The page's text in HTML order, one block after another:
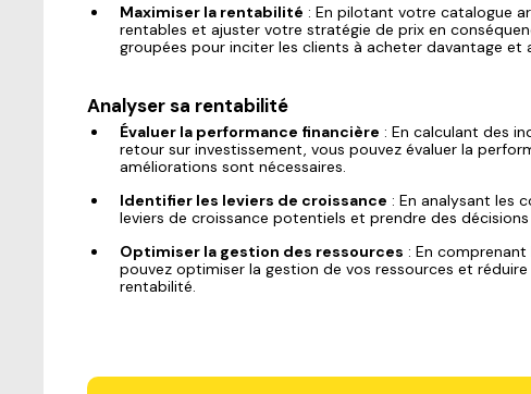
Maximiser la rentabilité : En pilotant votre catalogue
rentables et ajuster votre stratégie de prix en
groupées pour inciter les clients à acheter davantage et
Analyser sa rentabilité
Évaluer la performance financière : En calculant des
retour sur investissement, vous pouvez évaluer la
améliorations sont nécessaires.
Identifier les leviers de croissance : En analysant les
leviers de croissance potentiels et prendre des
Optimiser la gestion des ressources : En
pouvez optimiser la gestion de vos ressources et
rentabilité.